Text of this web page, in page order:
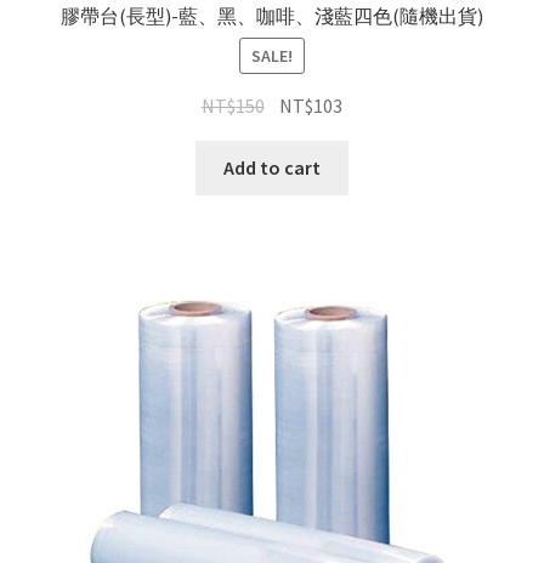
膠帶台(長型)-藍、黑、咖啡、淺藍四色(隨機出貨)
SALE!
NT$150 NT$103
Add to cart